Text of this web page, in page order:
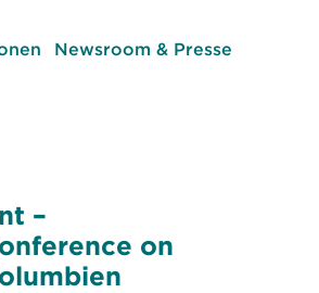
Newsroom & Presse
–
on